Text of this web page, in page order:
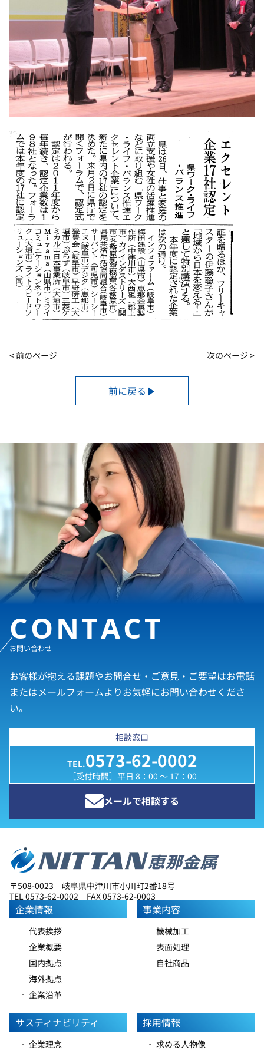
< 前のページ 次のページ >
前に戻る
CONTACT
お問い合わせ
お客様が抱える課題やお問合せ・ご意見・ご要望はお電話
またはメールフォームよりお気軽にお問い合わせくださ
い。
相談窓口
TEL.0573-62-0002
［受付時間］平日 8：00 ～ 17：00
メールで相談する
〒508-0023 岐阜県中津川市小川町2番18号
TEL 0573-62-0002 FAX 0573-62-0003
企業情報
‐ 代表挨拶
‐ 企業概要
‐ 国内拠点
‐ 海外拠点
‐ 企業沿革
事業内容
‐ 機械加工
‐ 表面処理
‐ 自社商品
サスティナビリティ
‐ 企業理念
採用情報
‐ 求める人物像